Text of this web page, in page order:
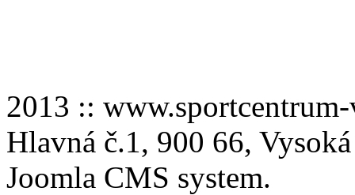
2013 ::
Hlavná č.1, 900 66,
Joomla CMS system.